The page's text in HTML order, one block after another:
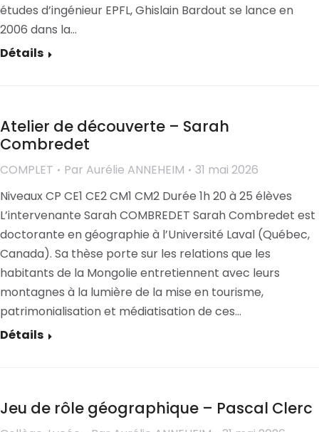
études d’ingénieur EPFL, Ghislain Bardout se lance en
2006 dans la…
Détails
Atelier de découverte – Sarah
Combredet
COMPLET Par Aurélie ANNEHEIM
31 mai 2026
Niveaux CP CE1 CE2 CM1 CM2 Durée 1h 20 à 25 élèves
L’intervenante Sarah COMBREDET Sarah Combredet est
doctorante en géographie à l’Université Laval (Québec,
Canada). Sa thèse porte sur les relations que les
habitants de la Mongolie entretiennent avec leurs
montagnes à la lumière de la mise en tourisme,
patrimonialisation et médiatisation de ces…
Détails
Jeu de rôle géographique – Pascal Clerc